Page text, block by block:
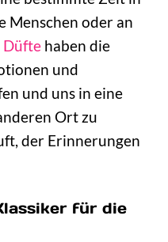
Menschen oder an
Düfte haben die
und
und uns in eine
Ort zu
der Erinnerungen
für die